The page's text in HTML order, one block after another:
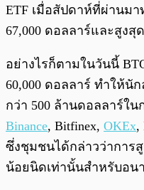
ETF เมื่อสัปดาห์ที่ผ่านม
67,000 ดอลลาร์และสูง
อย่างไรก็ตามในวันนี้
60,000 ดอลลาร์ ทำให้นัก
กว่า 500 ล้านดอลลาร์ใ
Binance, Bitfinex, OKEx,
ซึ่งชุมชนได้กล่าวว่าการ
น้อยนิดเท่านั้นสำหรับอน